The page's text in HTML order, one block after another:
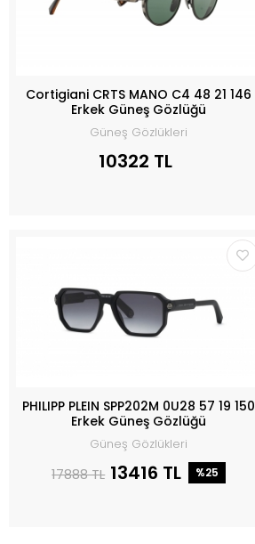
Cortigiani CRTS MANO C4 48 21 146
Erkek Güneş Gözlüğü
Güneş Gözlükleri
10322 TL
PHILIPP PLEIN SPP202M 0U28 57 19 150
Erkek Güneş Gözlüğü
Güneş Gözlükleri
17888 TL 13416 TL %25